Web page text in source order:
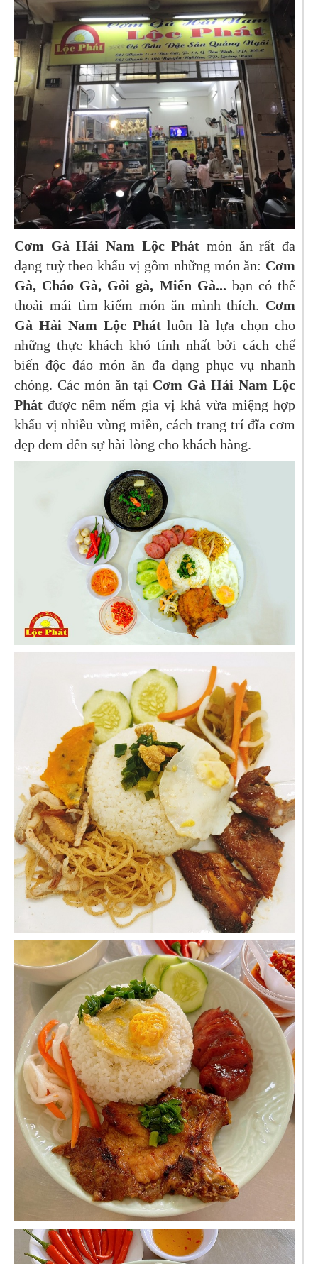
Cơm Gà Hải Nam Lộc Phát món ăn rất đa
dạng tuỳ theo khẩu vị gồm những món ăn: Cơm
Gà, Cháo Gà, Gỏi gà, Miến Gà... bạn có thể
thoải mái tìm kiếm món ăn mình thích. Cơm
Gà Hải Nam Lộc Phátluôn là lựa chọn cho
những thực khách khó tính nhất bởi cách chế
biến độc đáo món ăn đa dạng phục vụ nhanh
chóng. Các món ăn tại Cơm Gà Hải Nam Lộc
Phát được nêm nếm gia vị khá vừa miệng hợp
khẩu vị nhiều vùng miền, cách trang trí đĩa cơm
đẹp đem đến sự hài lòng cho khách hàng.